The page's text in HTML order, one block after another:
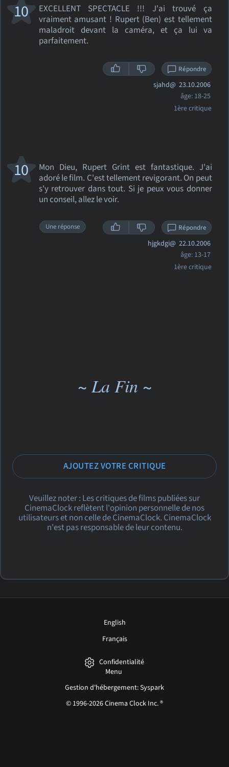
EXCELLENT SPECTACLE !!! J'ai trouvé ça
vraiment amusant ! Rupert (Ben) est tellement
maladroit devant la caméra, et ça lui va
parfaitement.
10
Répondre
sjahd@ 23.10.2006
âge: 18-25
1ère critique
Mon Dieu, Rupert Grint est fantastique. J'ai
adoré le film. C'est tellement revigorant. On peut
s'y retrouver dans tout. Si je peux vous donner
un conseil, allez le voir.
10
Une réponse Répondre
hjgkdgi@ 22.10.2006
âge: 13-17
1ère critique
~ La Fin ~
AJOUTEZ VOTRE CRITIQUE
Veuillez noter : Les critiques de films publiées sur
CinemaClock reflètent l'opinion personnelle de nos
utilisateurs et non celle de CinemaClock. CinemaClock
n'est pas responsable de leur contenu.
English
Français
Confidentialité
Menu
Gestion d'hébergement: Syspark
© 1996-2026 Cinema Clock Inc. ®